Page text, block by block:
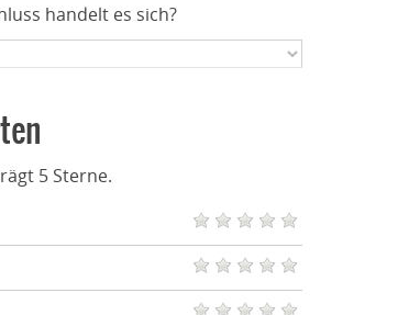
handelt es sich?
5 Sterne.